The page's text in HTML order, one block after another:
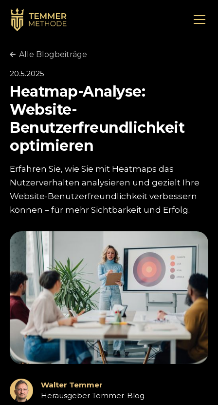
Alle Blogbeiträge
20.5.2025
Heatmap-Analyse:
Website-
Benutzerfreundlichkeit
optimieren
Erfahren Sie, wie Sie mit Heatmaps das
Nutzerverhalten analysieren und gezielt Ihre
Website-Benutzerfreundlichkeit verbessern
können – für mehr Sichtbarkeit und Erfolg.
Walter Temmer
Herausgeber Temmer-Blog